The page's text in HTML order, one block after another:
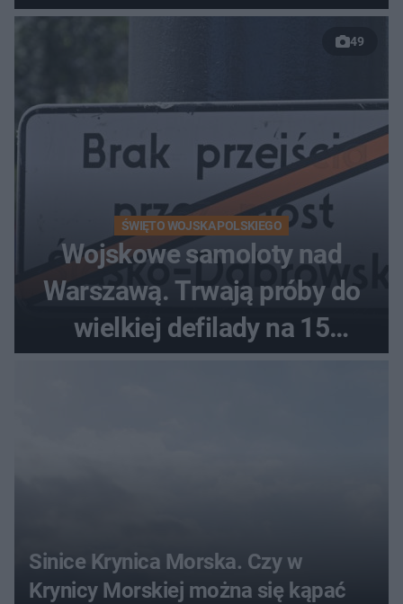
relaksu nad Jeziorem
49
ŚWIĘTO WOJSKA POLSKIEGO
Wojskowe samoloty nad
Warszawą. Trwają próby do
wielkiej defilady na 15
sierpnia
Sinice Krynica Morska. Czy w
Krynicy Morskiej można się kąpać